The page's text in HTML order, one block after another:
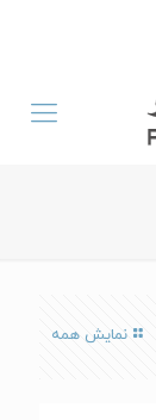
نمایش همه